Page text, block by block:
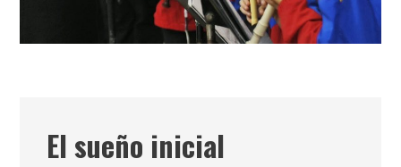
EI sueño inicial